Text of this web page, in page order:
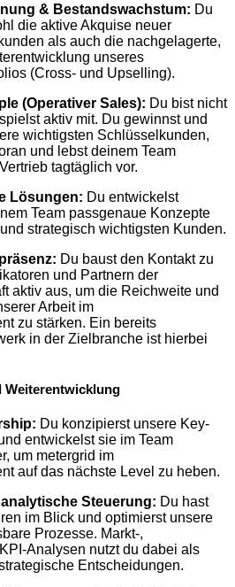
& Bestandswachstum: Du
die aktive Akquise neuer
als auch die nachgelagerte,
unseres
(Cross- und Upselling).
(Operativer Sales): Du bist nicht
aktiv mit. Du gewinnst und
wichtigsten Schlüsselkunden,
und lebst deinem Team
tagtäglich vor.
Lösungen: Du entwickelst
Team passgenaue Konzepte
strategisch wichtigsten Kunden.
Du baust den Kontakt zu
und Partnern der
aktiv aus, um die Reichweite und
Arbeit im
zu stärken. Ein bereits
in der Zielbranche ist hierbei
Weiterentwicklung
Du konzipierst unsere Key-
entwickelst sie im Team
um metergrid im
auf das nächste Level zu heben.
Steuerung: Du hast
im Blick und optimierst unsere
Prozesse. Markt-,
Analysen nutzt du dabei als
Entscheidungen.